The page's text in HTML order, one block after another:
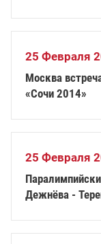
25 Февраля
Москва
«Сочи 2014»
25 Февраля
Дежнёва -